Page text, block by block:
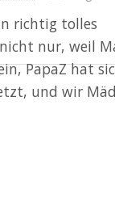
richtig tolles
nur, weil
PapaZ hat
und wir